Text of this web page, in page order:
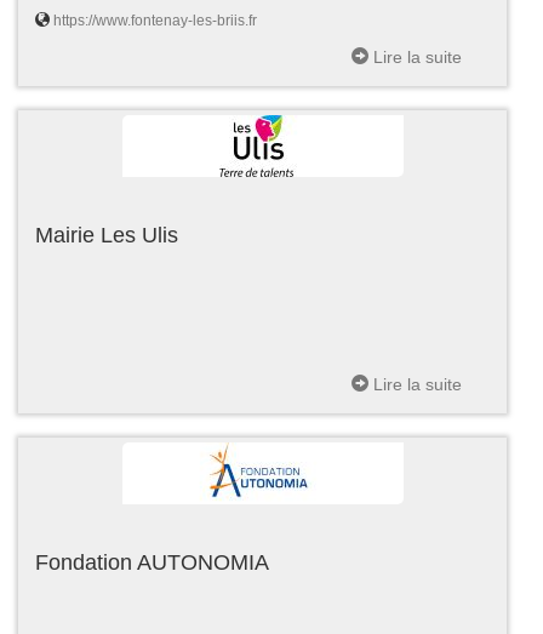
https://www.fontenay-les-briis.fr
Lire la suite
Mairie Les Ulis
Lire la suite
Fondation AUTONOMIA